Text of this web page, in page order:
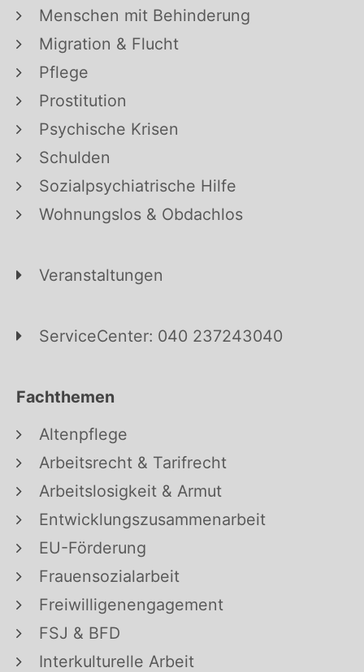
Menschen mit Behinderung
Migration & Flucht
Pflege
Prostitution
Psychische Krisen
Schulden
Sozialpsychiatrische Hilfe
Wohnungslos & Obdachlos
Veranstaltungen
ServiceCenter: 040 237243040
Fachthemen
Altenpflege
Arbeitsrecht & Tarifrecht
Arbeitslosigkeit & Armut
Entwicklungszusammenarbeit
EU-Förderung
Frauensozialarbeit
Freiwilligenengagement
FSJ & BFD
Interkulturelle Arbeit